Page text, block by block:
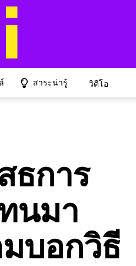
สาระน่ารู้ วิดีโอ
ธการ
นมา
บอกวิธี